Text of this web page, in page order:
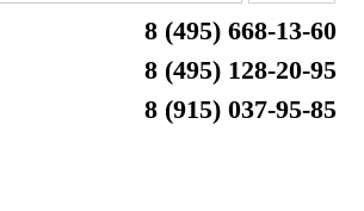
8 (495) 668-13-60
8 (495) 128-20-95
8 (915) 037-95-85